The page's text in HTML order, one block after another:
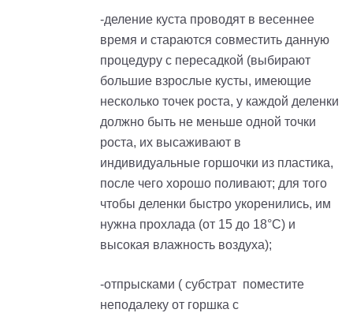
-деление куста проводят в весеннее
время и стараются совместить данную
процедуру с пересадкой (выбирают
большие взрослые кусты, имеющие
несколько точек роста, у каждой деленки
должно быть не меньше одной точки
роста, их высаживают в
индивидуальные горшочки из пластика,
после чего хорошо поливают; для того
чтобы деленки быстро укоренились, им
нужна прохлада (от 15 до 18°С) и
высокая влажность воздуха);
-отпрысками ( субстрат поместите
неподалеку от горшка с